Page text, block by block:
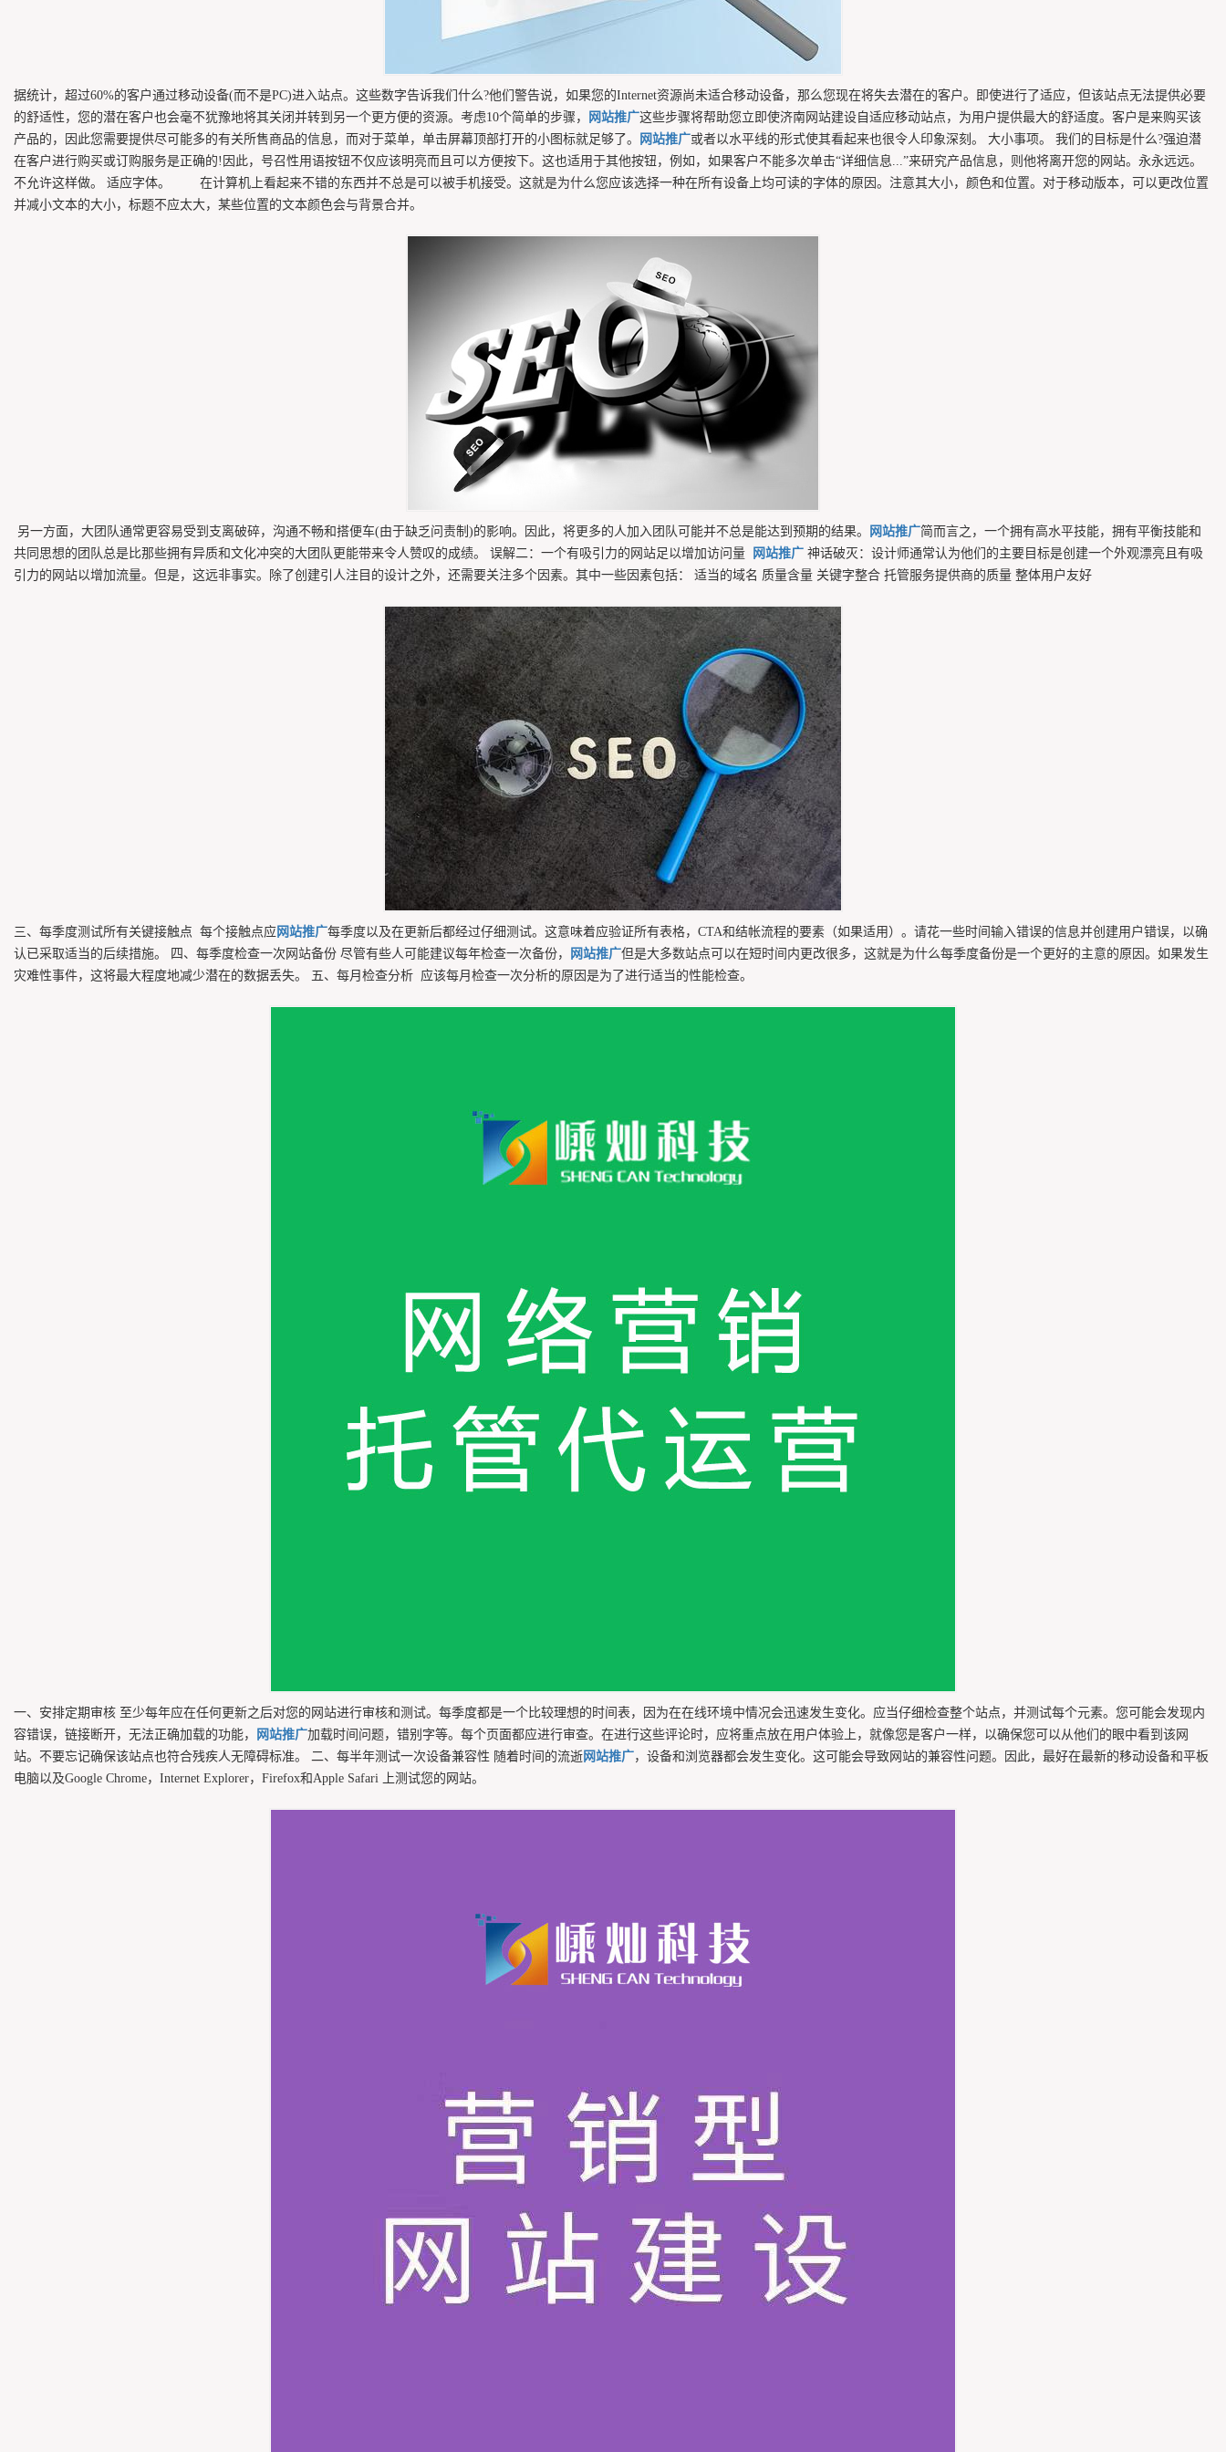
据统计，超过60%的客户通过移动设备(而不是PC)进入站点。这些数字告诉我们什么?他们警告说，如果您的Internet资源尚未适合移动设备，那么您现在将失去潜在的客户。即使进行了适应，但该站点无法提供必要
的舒适性，您的潜在客户也会毫不犹豫地将其关闭并转到另一个更方便的资源。考虑10个简单的步骤，
网站推广这些步骤将帮助您立即使济南网站建设自适应移动站点，为用户提供最大的舒适度。客户是来购买该
产品的，因此您需要提供尽可能多的有关所售商品的信息，而对于菜单，单击屏幕顶部打开的小图标就足够了。
网站推广或者以水平线的形式使其看起来也很令人印象深刻。 大小事项。 我们的目标是什么?强迫潜
在客户进行购买或订购服务是正确的!因此，号召性用语按钮不仅应该明亮而且可以方便按下。这也适用于其他按钮，例如，如果客户不能多次单击“详细信息...”来研究产品信息，则他将离开您的网站。永永远远。
不允许这样做。 适应字体。 在计算机上看起来不错的东西并不总是可以被手机接受。这就是为什么您应该选择一种在所有设备上均可读的字体的原因。注意其大小，颜色和位置。对于移动版本，可以更改位置
并减小文本的大小，标题不应太大，某些位置的文本颜色会与背景合并。
另一方面，大团队通常更容易受到支离破碎，沟通不畅和搭便车(由于缺乏问责制)的影响。因此，将更多的人加入团队可能并不总是能达到预期的结果。 网站推广简而言之，一个拥有高水平技能，拥有平衡技能和
共同思想的团队总是比那些拥有异质和文化冲突的大团队更能带来令人赞叹的成绩。 误解二：一个有吸引力的网站足以增加访问量
网站推广 神话破灭：设计师通常认为他们的主要目标是创建一个外观漂亮且有吸
引力的网站以增加流量。但是，这远非事实。除了创建引人注目的设计之外，还需要关注多个因素。其中一些因素包括： 适当的域名 质量含量 关键字整合 托管服务提供商的质量 整体用户友好
三、每季度测试所有关键接触点 每个接触点应网站推广每季度以及在更新后都经过仔细测试。这意味着应验证所有表格，CTA和结帐流程的要素（如果适用）。请花一些时间输入错误的信息并创建用户错误，以确
认已采取适当的后续措施。 四、每季度检查一次网站备份 尽管有些人可能建议每年检查一次备份，
网站推广但是大多数站点可以在短时间内更改很多，这就是为什么每季度备份是一个更好的主意的原因。如果发生
灾难性事件，这将最大程度地减少潜在的数据丢失。 五、每月检查分析 应该每月检查一次分析的原因是为了进行适当的性能检查。
一、安排定期审核 至少每年应在任何更新之后对您的网站进行审核和测试。每季度都是一个比较理想的时间表，因为在在线环境中情况会迅速发生变化。应当仔细检查整个站点，并测试每个元素。您可能会发现内
容错误，链接断开，无法正确加载的功能，
网站推广加载时间问题，错别字等。每个页面都应进行审查。在进行这些评论时，应将重点放在用户体验上，就像您是客户一样，以确保您可以从他们的眼中看到该网
站。不要忘记确保该站点也符合残疾人无障碍标准。 二、每半年测试一次设备兼容性 随着时间的流逝网站推广，设备和浏览器都会发生变化。这可能会导致网站的兼容性问题。因此，最好在最新的移动设备和平板
电脑以及Google Chrome，Internet Explorer，Firefox和Apple Safari 上测试您的网站。